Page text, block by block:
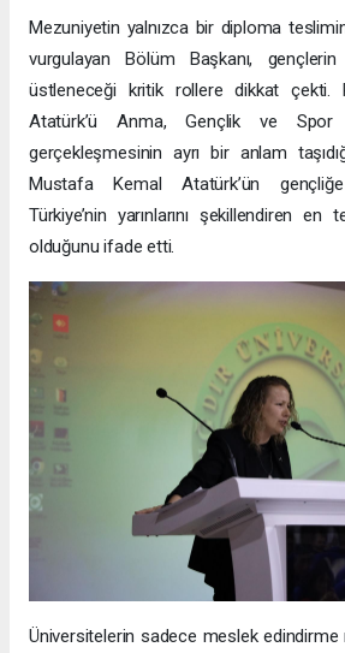
Mezuniyetin yalnızca bir diploma
vurgulayan Bölüm Başkanı,
üstleneceği kritik rollere dikkat çekti.
Atatürk’ü Anma, Gençlik ve Spor
gerçekleşmesinin ayrı bir anlam
Mustafa Kemal Atatürk’ün
Türkiye’nin yarınlarını şekillendiren en
olduğunu ifade etti.
Üniversitelerin sadece meslek edindirme